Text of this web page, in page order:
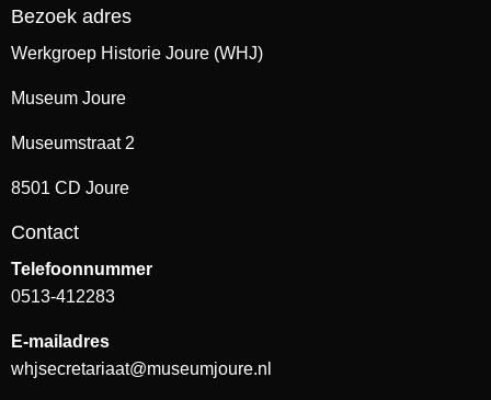
Bezoek adres
Werkgroep Historie Joure (WHJ)
Museum Joure
Museumstraat 2
8501 CD Joure
Contact
Telefoonnummer
0513-412283
E-mailadres
whjsecretariaat@museumjoure.nl